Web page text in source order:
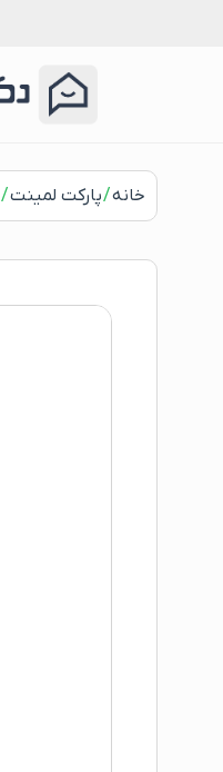
خانه/پارکت لمینت/